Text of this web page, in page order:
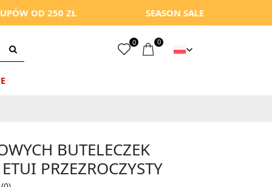
250 ZŁ SEASON SALE
0 0
BUTELECZEK
PRZEZROCZYSTY